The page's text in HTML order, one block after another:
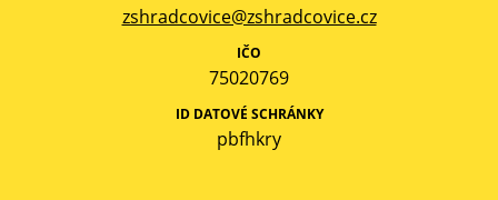
zshradcovice@zshradcovice.cz
IČO
75020769
ID DATOVÉ SCHRÁNKY
pbfhkry